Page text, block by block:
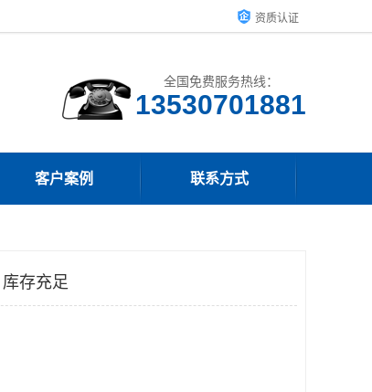
资质认证
全国免费服务热线：
客户案例 联系方式
存充足